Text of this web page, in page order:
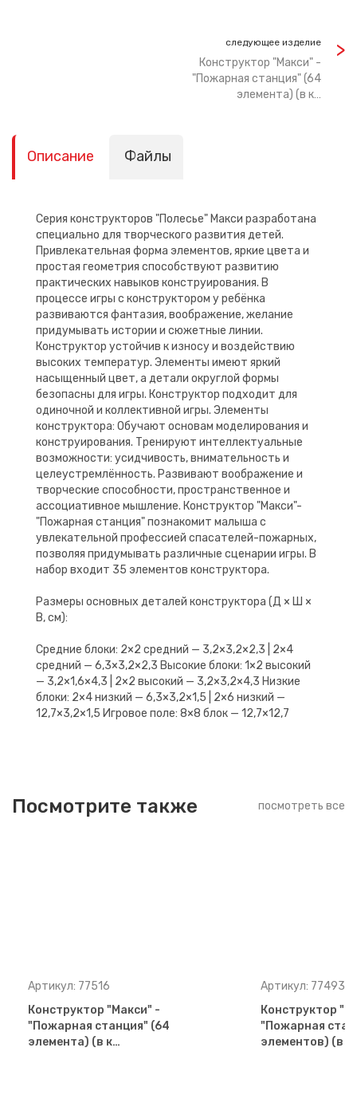
следующее изделие
Конструктор "Макси" -
"Пожарная станция" (64
элемента) (в к…
Описание Файлы
Серия конструкторов "Полесье" Макси разработана
специально для творческого развития детей.
Привлекательная форма элементов, яркие цвета и
простая геометрия способствуют развитию
практических навыков конструирования. В
процессе игры с конструктором у ребёнка
развиваются фантазия, воображение, желание
придумывать истории и сюжетные линии.
Конструктор устойчив к износу и воздействию
высоких температур. Элементы имеют яркий
насыщенный цвет, а детали округлой формы
безопасны для игры. Конструктор подходит для
одиночной и коллективной игры. Элементы
конструктора: Обучают основам моделирования и
конструирования. Тренируют интеллектуальные
возможности: усидчивость, внимательность и
целеустремлённость. Развивают воображение и
творческие способности, пространственное и
ассоциативное мышление. Конструктор "Макси"-
"Пожарная станция" познакомит малыша с
увлекательной профессией спасателей-пожарных,
позволяя придумывать различные сценарии игры. В
набор входит 35 элементов конструктора.
Размеры основных деталей конструктора (Д × Ш ×
В, см):
Средние блоки: 2×2 средний — 3,2×3,2×2,3 | 2×4
средний — 6,3×3,2×2,3 Высокие блоки: 1×2 высокий
— 3,2×1,6×4,3 | 2×2 высокий — 3,2×3,2×4,3 Низкие
блоки: 2×4 низкий — 6,3×3,2×1,5 | 2×6 низкий —
12,7×3,2×1,5 Игровое поле: 8×8 блок — 12,7×12,7
Посмотрите также посмотреть все
Артикул: 77516
Конструктор "Макси" -
"Пожарная станция" (64
элемента) (в к…
Артикул: 77493
Конструктор
"Пожарная
элементов) (в …